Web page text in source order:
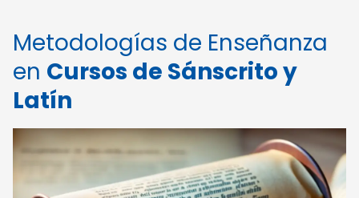
Metodologías de Enseñanza
en Cursos de Sánscrito y
Latín